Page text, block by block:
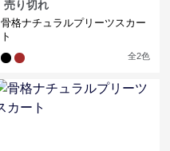
売り切れ
骨格ナチュラルプリーツスカー
ト
全2色